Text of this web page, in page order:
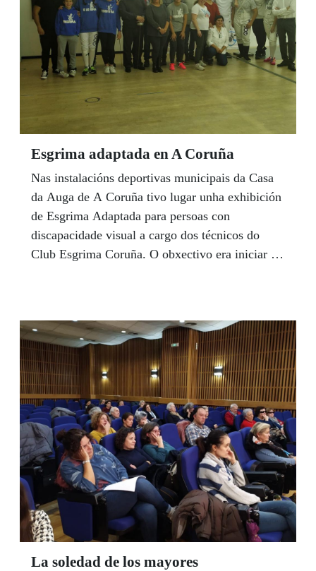
Esgrima adaptada en A Coruña
Nas instalacións deportivas municipais da Casa
da Auga de A Coruña tivo lugar unha exhibición
de Esgrima Adaptada para persoas con
discapacidade visual a cargo dos técnicos do
Club Esgrima Coruña. O obxectivo era iniciar e
un "Curso de Iniciación á Esgrima Adaptada".
La soledad de los mayores